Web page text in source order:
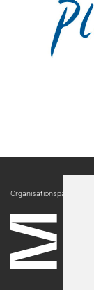
Organisationspartnerin: